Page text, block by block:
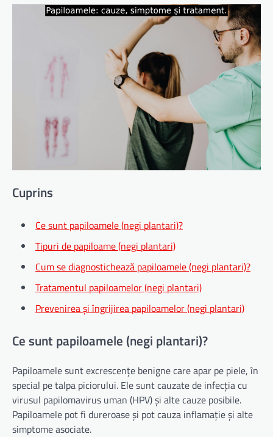
Cuprins
Ce sunt papiloamele (negi plantari)?
Tipuri de papiloame (negi plantari)
Cum se diagnostichează papiloamele (negi plantari)?
Tratamentul papiloamelor (negi plantari)
Prevenirea și îngrijirea papiloamelor (negi plantari)
Ce sunt papiloamele (negi plantari)?
Papiloamele sunt excrescențe benigne care apar pe piele, în
special pe talpa piciorului. Ele sunt cauzate de infecția cu
virusul papilomavirus uman (HPV) și alte cauze posibile.
Papiloamele pot fi dureroase și pot cauza inflamație și alte
simptome asociate.